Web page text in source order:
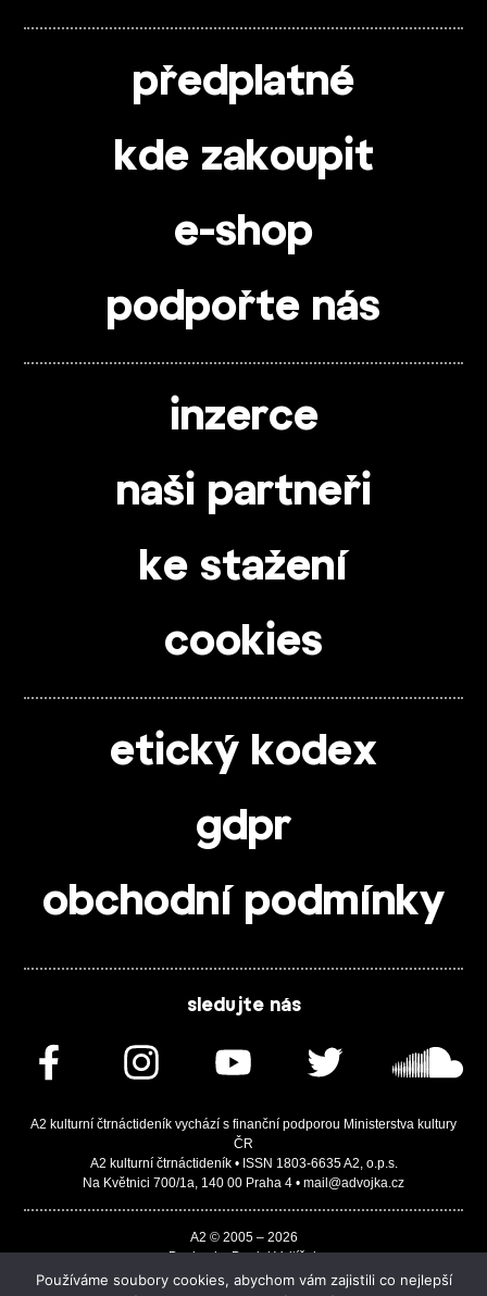
předplatné
kde zakoupit
e-shop
podpořte nás
inzerce
naši partneři
ke stažení
cookies
etický kodex
gdpr
obchodní podmínky
sledujte nás
A2 kulturní čtrnáctideník vychází s finanční podporou Ministerstva kultury
ČR
A2 kulturní čtrnáctideník • ISSN 1803-6635 A2, o.p.s.
Na Květnici 700/1a, 140 00 Praha 4 • mail@advojka.cz
A2 © 2005 – 2026
Design by Daniel Vojtíšek
Built by JASA-IT & ChSoft
Používáme soubory cookies, abychom vám zajistili co nejlepší